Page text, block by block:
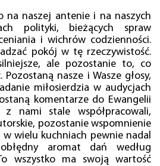
na naszej antenie i na naszych
polityki, bieżących spraw
i wichrów codzienności.
pokój w tę rzeczywistość.
ale pozostanie to, co
nasze i Wasze głosy,
miłosierdzia w audycjach
komentarze do Ewangelii
z nami stale współpracowali,
pozostanie wspomnienie
wielu kuchniach pewnie nadal
aromat dań według
wszystko ma swoją wartość